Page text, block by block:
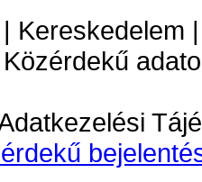
Kereskedelem